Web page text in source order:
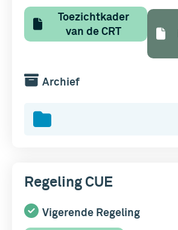
Toezichtkader
van de CRT
Archief
Regeling CUE
Vigerende Regeling